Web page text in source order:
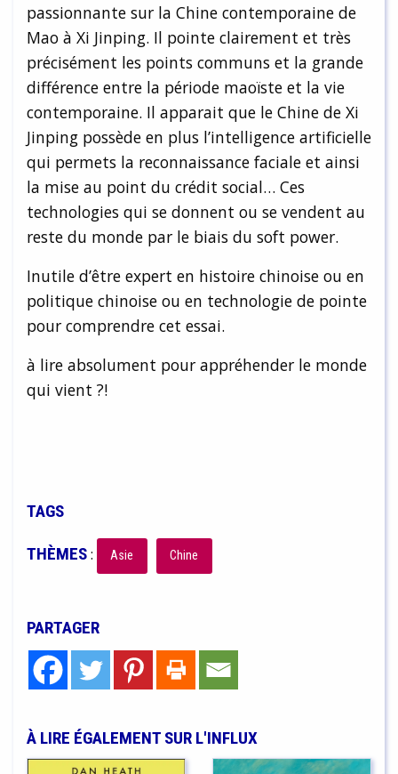
passionnante sur la Chine contemporaine de
Mao à Xi Jinping. Il pointe clairement et très
précisément les points communs et la grande
différence entre la période maoïste et la vie
contemporaine. Il apparait que le Chine de Xi
Jinping possède en plus l’intelligence artificielle
qui permets la reconnaissance faciale et ainsi
la mise au point du crédit social… Ces
technologies qui se donnent ou se vendent au
reste du monde par le biais du soft power.
Inutile d’être expert en histoire chinoise ou en
politique chinoise ou en technologie de pointe
pour comprendre cet essai.
à lire absolument pour appréhender le monde
qui vient ?!
TAGS
THÈMES: Asie Chine
PARTAGER
À LIRE ÉGALEMENT SUR L'INFLUX